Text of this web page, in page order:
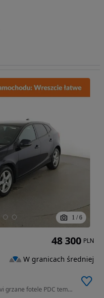
1 / 6
1969 cm3 • 122 KM • niski przebieg navi grzane fotele PDC tempomat ksenon
48 300 PLN
W granicach średniej